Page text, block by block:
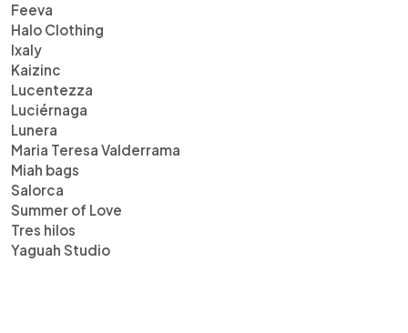
Feeva
Halo Clothing
Ixaly
Kaizinc
Lucentezza
Luciérnaga
Lunera
Maria Teresa Valderrama
Miah bags
Salorca
Summer of Love
Tres hilos
Yaguah Studio